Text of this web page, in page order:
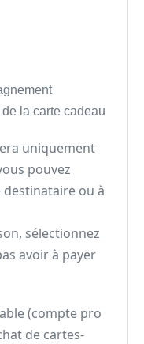
de la carte cadeau
uniquement
pouvez
ou à
sélectionnez
avoir à payer
(compte pro
de cartes-